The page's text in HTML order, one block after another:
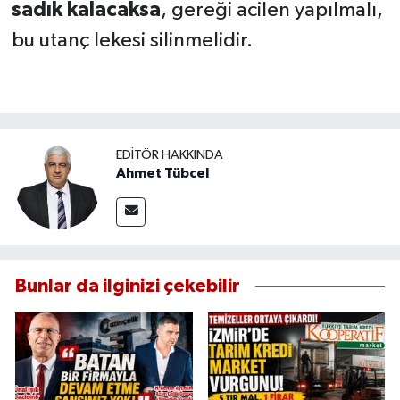
sadık kalacaksa, gereği acilen yapılmalı,
bu utanç lekesi silinmelidir.
EDITÖR HAKKINDA
Ahmet Tübcel
Bunlar da ilginizi çekebilir